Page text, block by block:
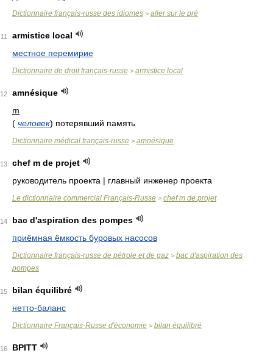
Dictionnaire français-russe des idiomes > aller sur le pré
11
armistice local
местное перемирие
Dictionnaire de droit français-russe > armistice local
12
amnésique
m
( человек) потерявший память
Dictionnaire médical français-russe > amnésique
13
chef m de projet
руководитель проекта | главный инженер проекта
Le dictionnaire commercial Français-Russe > chef m de projet
14
bac d'aspiration des pompes
приёмная ёмкость буровых насосов
Dictionnaire français-russe de pétrole et de gaz > bac d'aspiration des
pompes
15
bilan équilibré
нетто-баланс
Dictionnaire Français-Russe d'économie > bilan équilibré
16
BPITT